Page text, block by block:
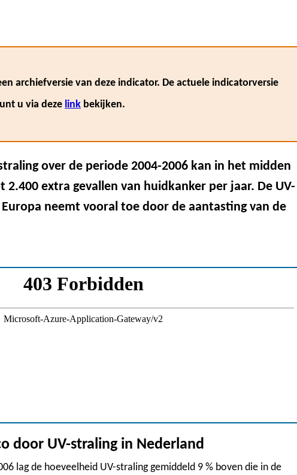
archiefversie van deze indicator. De actuele indicatorversie
u via deze link bekijken.
over de periode 2004-2006 kan in het midden
2.400 extra gevallen van huidkanker per jaar. De UV-
neemt vooral toe door de aantasting van de
door UV-straling in Nederland
lag de hoeveelheid UV-straling gemiddeld 9 % boven die in de